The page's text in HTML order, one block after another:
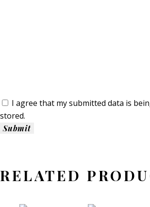
I agree that my submitted data is
stored.
RELATED